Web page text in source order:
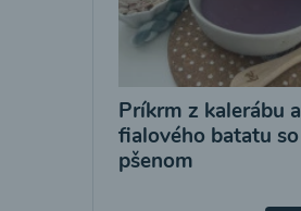
Príkrm z kalerábu a
fialového batatu so
pšenom